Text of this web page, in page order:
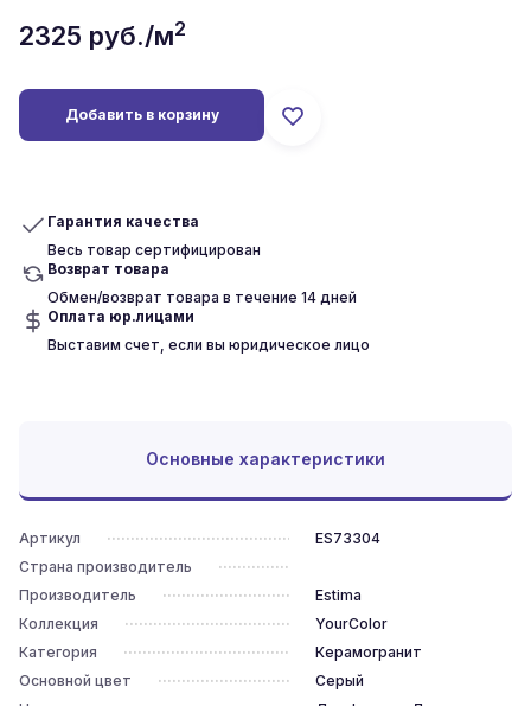
2325 руб./м2
Добавить в корзину
Гарантия качества
Весь товар сертифицирован
Возврат товара
Обмен/возврат товара в течение 14 дней
Оплата юр.лицами
Выставим счет, если вы юридическое лицо
Основные характеристики
Артикул
ES73304
Страна производитель
Производитель
Estima
Коллекция
YourColor
Категория
Керамогранит
Основной цвет
Серый